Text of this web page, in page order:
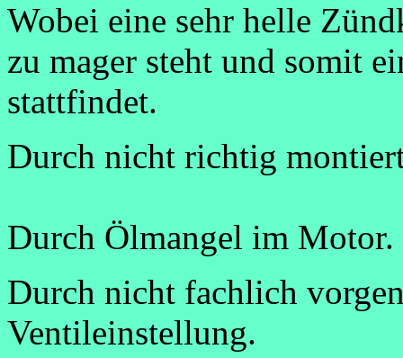
Wobei eine sehr helle
zu mager steht und somit
stattfindet.
Durch nicht richtig
Durch Ölmangel im Motor.
Durch nicht fachlich
Ventileinstellung.